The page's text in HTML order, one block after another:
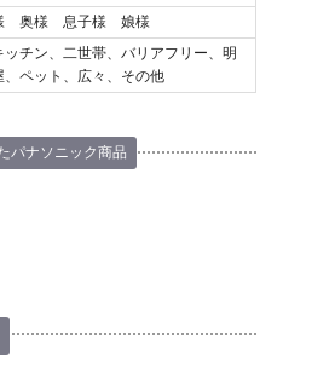
奥様 息子様 娘様
ッチン、二世帯、バリアフリー、明
、ペット、広々、その他
パナソニック商品